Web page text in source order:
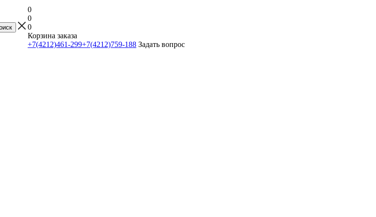
0
0
0
Корзина заказа
+7(4212)461-299+7(4212)759-188 Задать вопрос